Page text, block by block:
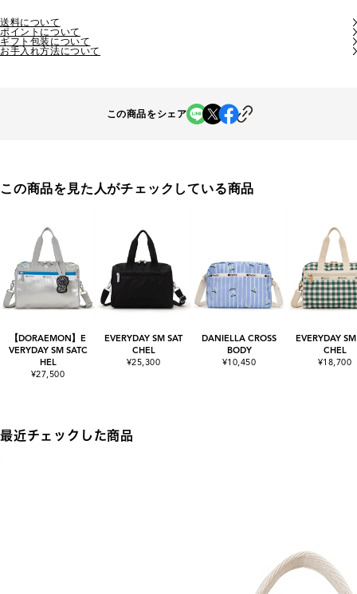
送料について
ポイントについて
ギフト包装について
お手入れ方法について
この商品をシェア
この商品を見た人がチェックしている商品
【DORAEMON】E
VERYDAY SM SATC
HEL
¥27,500
EVERYDAY SM SAT
CHEL
¥25,300
DANIELLA CROSS
BODY
¥10,450
EVERYDAY
CHEL
¥18,700
最近チェックした商品